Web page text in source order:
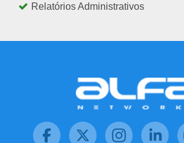
Relatórios Administrativos